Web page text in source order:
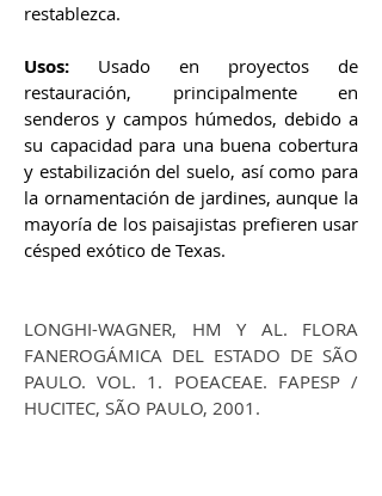
restablezca.
Usos: Usado en proyectos de
restauración, principalmente en
senderos y campos húmedos, debido a
su capacidad para una buena cobertura
y estabilización del suelo, así como para
la ornamentación de jardines, aunque la
mayoría de los paisajistas prefieren usar
césped exótico de Texas.
LONGHI-WAGNER, HM Y AL. FLORA
FANEROGÁMICA DEL ESTADO DE SÃO
PAULO. VOL. 1. POEACEAE. FAPESP /
HUCITEC, SÃO PAULO, 2001.